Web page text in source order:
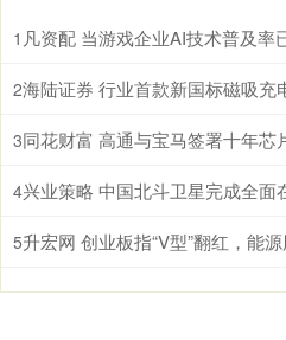
1 凡资配 当游戏企业AI技术普及率
2
3
4兴业策略 中国北斗卫星完成全
5升宏网 创业板指“V型”翻红，能